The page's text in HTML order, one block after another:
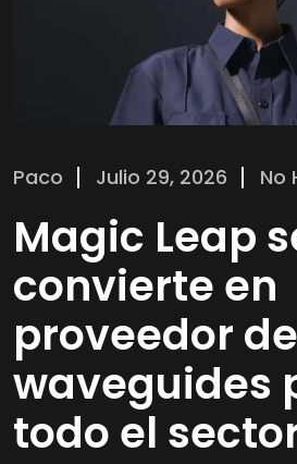
Paco Julio 29, 2026 No
Magic Leap
convierte en
proveedor de
waveguides
todo el